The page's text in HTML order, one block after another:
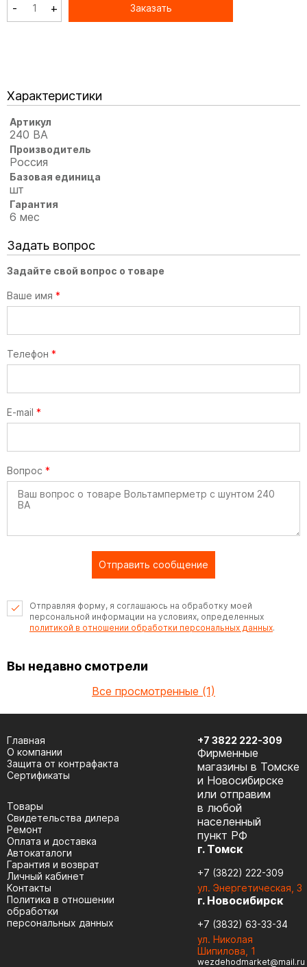
- + Заказать
Характеристики
Артикул
240 ВА
Производитель
Россия
Базовая единица
шт
Гарантия
6 мес
Задать вопрос
Задайте свой вопрос о товаре
Ваше имя *
Телефон *
E-mail *
Вопрос *
Отправить сообщение
Отправляя форму, я соглашаюсь на обработку моей
персональной информации на условиях, определенных
политикой в отношении обработки персональных данных.
Вы недавно смотрели
Все просмотренные (1)
Главная
О компании
Защита от контрафакта
Сертификаты
Товары
Cвидетельства дилера
Ремонт
Оплата и доставка
Автокаталоги
Гарантия и возврат
Личный кабинет
Контакты
Политика в отношении
обработки
персональных данных
+7 3822 222-309
Фирменные
магазины в Томске
и Новосибирске
или отправим
в любой
населенный
пункт РФ
г. Томск
+7 (3822) 222-309
ул. Энергетическая, 3
г. Новосибирск
+7 (3832) 63-33-34
ул. Николая
Шипилова, 1
wezdehodmarket@mail.ru